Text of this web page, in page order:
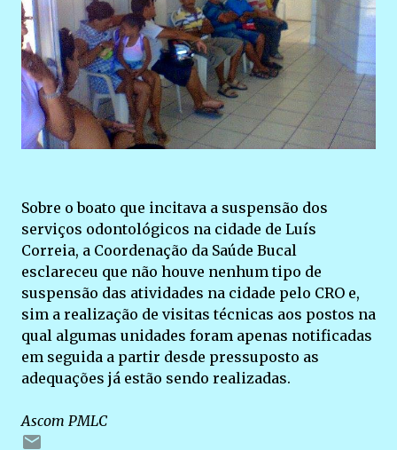
Sobre o boato que incitava a suspensão dos
serviços odontológicos na cidade de Luís
Correia, a Coordenação da Saúde Bucal
esclareceu que não houve nenhum tipo de
suspensão das atividades na cidade pelo CRO e,
sim a realização de visitas técnicas aos postos na
qual algumas unidades foram apenas notificadas
em seguida a partir desde pressuposto as
adequações já estão sendo realizadas.
Ascom PMLC